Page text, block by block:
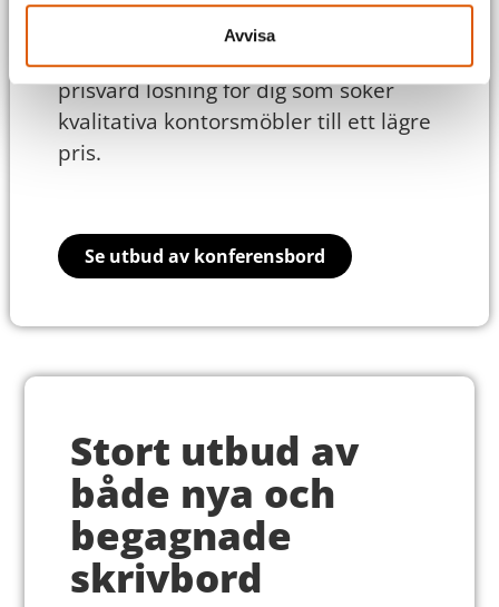
Avvisa
begagnade kontorsmöbler. Detta gör
att vi kan erbjuda en mångsidig och
prisvärd lösning för dig som söker
kvalitativa kontorsmöbler till ett lägre
pris.
Se utbud av konferensbord
Stort utbud av
både nya och
begagnade
skrivbord